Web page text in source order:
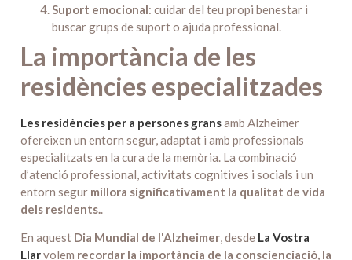
Suport emocional: cuidar del teu propi benestar i
buscar grups de suport o ajuda professional.
La importància de les
residències especialitzades
Les residències per a persones gransamb Alzheimer
ofereixen un entorn segur, adaptat i amb professionals
especialitzats en la cura de la memòria. La combinació
d’atenció professional, activitats cognitives i socials i un
entorn segur millora significativament la qualitat de vida
dels residents..
En aquest Dia Mundial de l'Alzheimer, desde La Vostra
Llarvolem recordar la importància de la conscienciació, la